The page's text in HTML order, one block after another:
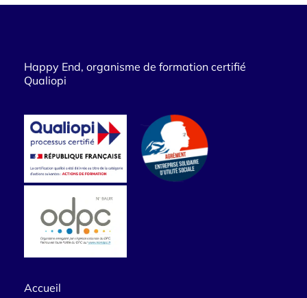
Happy End, organisme de formation certifié
Qualiopi
Accueil